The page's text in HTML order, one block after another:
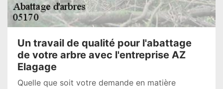
Un travail de qualité pour l'abattage
de votre arbre avec l'entreprise AZ
Elagage
Quelle que soit votre demande en matière